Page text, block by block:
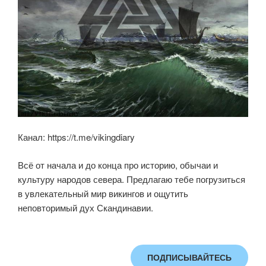
Канал: https://t.me/vikingdiary
Всё от начала и до конца про историю, обычаи и
культуру народов севера. Предлагаю тебе погрузиться
в увлекательный мир викингов и ощутить
неповторимый дух Скандинавии.
ПОДПИСЫВАЙТЕСЬ